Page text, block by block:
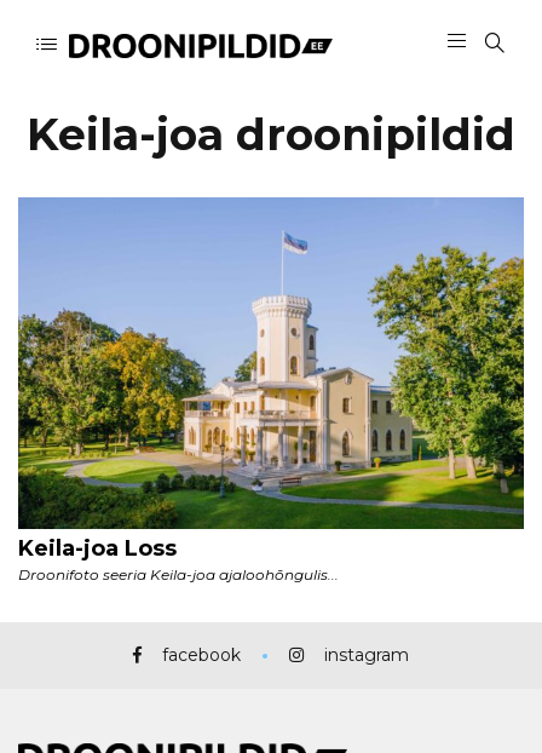
Keila-joa droonipildid
facebook instagram